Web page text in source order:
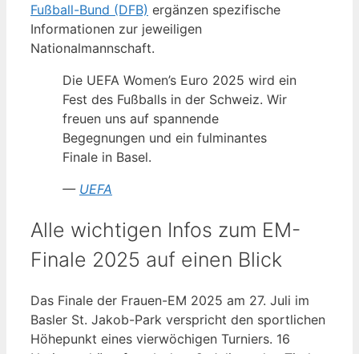
Fußball-Bund (DFB) ergänzen spezifische
Informationen zur jeweiligen
Nationalmannschaft.
Die UEFA Women’s Euro 2025 wird ein
Fest des Fußballs in der Schweiz. Wir
freuen uns auf spannende
Begegnungen und ein fulminantes
Finale in Basel.
— UEFA
Alle wichtigen Infos zum EM-
Finale 2025 auf einen Blick
Das Finale der Frauen-EM 2025 am 27. Juli im
Basler St. Jakob-Park verspricht den sportlichen
Höhepunkt eines vierwöchigen Turniers. 16